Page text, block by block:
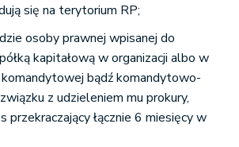
się na terytorium RP;
osoby prawnej wpisanej do
kapitałową w organizacji albo w
bądź komandytowo-
z udzieleniem mu prokury,
łącznie 6 miesięcy w